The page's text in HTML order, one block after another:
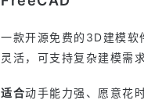
一款开源免费的3D建模软
灵活，可支持复杂建模需求
适合动手能力强、愿意花